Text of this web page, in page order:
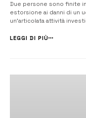
Due persone sono finite
estorsione ai danni di un
un’articolata attività
Gaetano Bono, Agenti del
LEGGI DI PIÙ